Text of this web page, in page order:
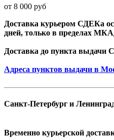
от 8 000 руб
Доставка курьером СДЕКа
дней, только в пределах
Доставка до пункта выдачи
Адреса пунктов выдачи в
Санкт-Петербург и
Временно курьерской